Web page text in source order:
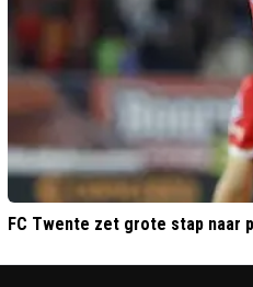
FC Twente zet grote stap naar